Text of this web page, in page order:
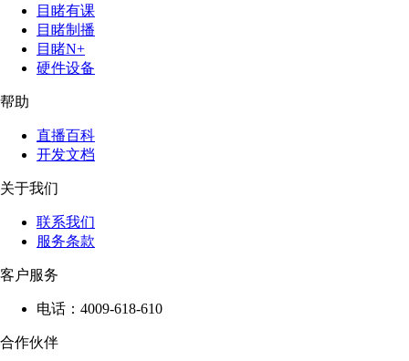
目睹有课
目睹制播
目睹N+
硬件设备
帮助
直播百科
开发文档
关于我们
联系我们
服务条款
客户服务
电话：4009-618-610
合作伙伴